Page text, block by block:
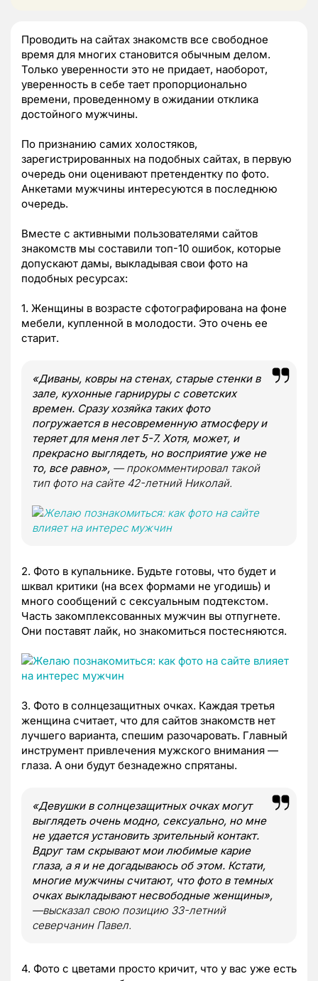
Проводить на сайтах знакомств все свободное
время для многих становится обычным делом.
Только уверенности это не придает, наоборот,
уверенность в себе тает пропорционально
времени, проведенному в ожидании отклика
достойного мужчины.
По признанию самих холостяков,
зарегистрированных на подобных сайтах, в первую
очередь они оценивают претендентку по фото.
Анкетами мужчины интересуются в последнюю
очередь.
Вместе с активными пользователями сайтов
знакомств мы составили топ-10 ошибок, которые
допускают дамы, выкладывая свои фото на
подобных ресурсах:
1. Женщины в возрасте сфотографирована на фоне
мебели, купленной в молодости. Это очень ее
старит.
«Диваны, ковры на стенах, старые стенки в
зале, кухонные гарнируры с советских
времен. Сразу хозяйка таких фото
погружается в несовременную атмосферу и
теряет для меня лет 5-7. Хотя, может, и
прекрасно выглядеть, но восприятие уже не
то, все равно», — прокомментировал такой
тип фото на сайте 42-летний Николай.
2. Фото в купальнике. Будьте готовы, что будет и
шквал критики (на всех формами не угодишь) и
много сообщений с сексуальным подтекстом.
Часть закомплексованных мужчин вы отпугнете.
Они поставят лайк, но знакомиться постесняются.
3. Фото в солнцезащитных очках. Каждая третья
женщина считает, что для сайтов знакомств нет
лучшего варианта, спешим разочаровать. Главный
инструмент привлечения мужского внимания —
глаза. А они будут безнадежно спрятаны.
«Девушки в солнцезащитных очках могут
выглядеть очень модно, сексуально, но мне
не удается установить зрительный контакт.
Вдруг там скрывают мои любимые карие
глаза, а я и не догадываюсь об этом. Кстати,
многие мужчины считают, что фото в темных
очках выкладывают несвободные женщины»,
—высказал свою позицию 33-летний
северчанин Павел.
4. Фото с цветами просто кричит, что у вас уже есть